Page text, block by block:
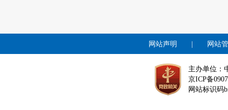
网站声明 网站
主办单位：
京ICP备
网站标识码